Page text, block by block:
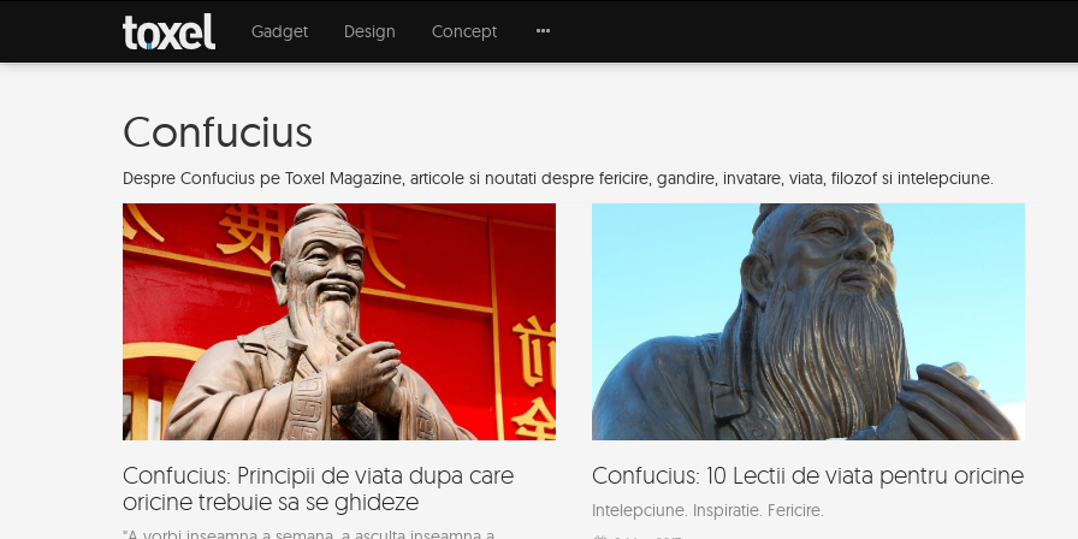
Gadget Design Concept
Confucius
Despre Confucius pe Toxel Magazine, articole si noutati despre fericire, gandire, invatare, viata, filozof si intelepciune.
Confucius: Principii de viata dupa care
oricine trebuie sa se ghideze
Confucius: 10 Lectii de viata pentru oricine
Intelepciune. Inspiratie. Fericire.